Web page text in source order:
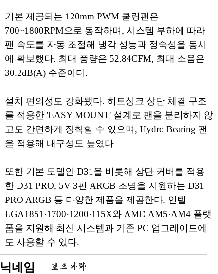
기본 제공되는 120mm PWM 쿨링팬은
700~1800RPM으로 동작하며, 시스템 부하에 따라
팬 속도를 자동 조절해 냉각 성능과 정숙성을 동시
에 확보했다. 최대 풍량은 52.84CFM, 최대 소음은
30.2dB(A) 수준이다.
설치 편의성도 강화됐다. 히트싱크 상단 체결 구조
를 적용한 'EASY MOUNT' 설계로 팬을 분리하지 않
고도 간편하게 장착할 수 있으며, Hydro Bearing 팬
을 적용해 내구성도 높였다.
또한 기본 모델인 D31을 비롯해 상단 커버를 적용
한 D31 PRO, 5V 3핀 ARGB 조명을 지원하는 D31
PRO ARGB 등 다양한 제품을 제공한다. 인텔
LGA1851·1700·1200·115X와 AMD AM5·AM4 플랫
폼을 지원해 최신 시스템과 기존 PC 업그레이드에
도 사용할 수 있다.
닉네임